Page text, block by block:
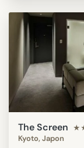
The Screen
Kyoto, Japon